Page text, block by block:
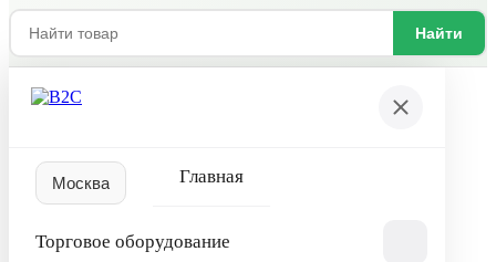
Найти
Главная
Торговое оборудование
Пожалуйста, авторизуйтесь
Пароль
Запомнить меня на этом компьютере